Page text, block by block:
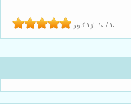
10 / 10 از 1 کاربر